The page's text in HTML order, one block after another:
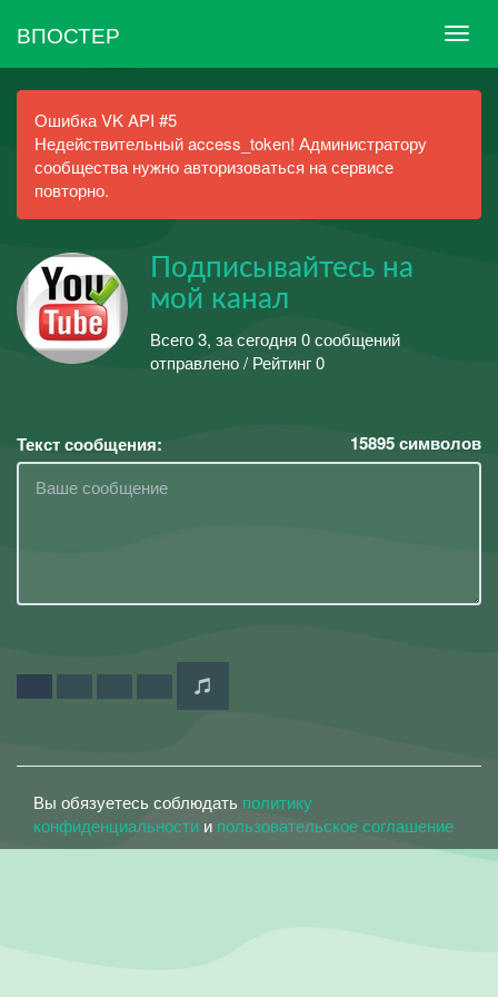
ВПОСТЕР
Ошибка VK API #5
Недействительный access_token! Администратору
сообщества нужно авторизоваться на сервисе
повторно.
Подписывайтесь на
мой канал
Всего 3, за сегодня 0 сообщений
отправлено / Рейтинг 0
Текст сообщения: 15895символов
Вы обязуетесь соблюдать политику
конфиденциальности и пользовательское соглашение